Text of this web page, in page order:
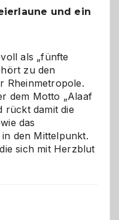
geworden
und ein
als „fünfte
zu den
Rheinmetropole.
dem Motto „Alaaf
rückt damit die
das
den Mittelpunkt.
sich mit Herzblut